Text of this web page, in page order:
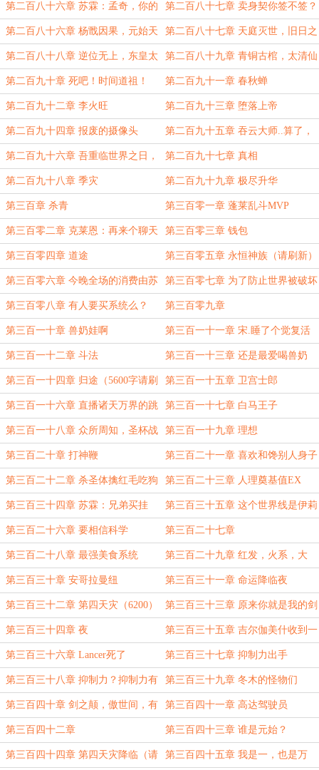
第二百八十六章 苏霖：孟奇，你的
摄像机来了
第二百八十七章 卖身契你签不签？
第二百八十六章 杨戬因果，元始天
魔
第二百八十七章 天庭灭世，旧日之
殇
第二百八十八章 逆位无上，东皇太
一
第二百八十九章 青铜古棺，太清仙
帝
第二百九十章 死吧！时间道祖！ 第二百九十一章 春秋蝉
第二百九十二章 李火旺 第二百九十三章 堕落上帝
第二百九十四章 报废的摄像头 第二百九十五章 吞云大师..算了，
高老师
第二百九十六章 吾重临世界之日，
诸逆臣皆当死去
第二百九十七章 真相
第二百九十八章 季灾 第二百九十九章 极尽升华
第三百章 杀青 第三百零一章 蓬莱乱斗MVP
第三百零二章 克莱恩：再来个聊天
群就完成了逻辑闭环
第三百零三章 钱包
第三百零四章 道途 第三百零五章 永恒神族（请刷新）
第三百零六章 今晚全场的消费由苏
公子买单！（请刷新一下）
第三百零七章 为了防止世界被破坏
第三百零八章 有人要买系统么？ 第三百零九章
第三百一十章 兽奶娃啊 第三百一十一章 宋.睡了个觉复活
法术清空.书航
第三百一十二章 斗法 第三百一十三章 还是最爱喝兽奶
（蓝星完5800）
第三百一十四章 归途（5600字请刷
新）
第三百一十五章 卫宫士郎
第三百一十六章 直播诸天万界的跳
高
第三百一十七章 白马王子
第三百一十八章 众所周知，圣杯战
争是隐蔽举行（请刷新，已修改）
第三百一十九章 理想
第三百二十章 打神鞭 第三百二十一章 喜欢和馋别人身子
的区别是什么？
第三百二十二章 杀圣体擒红毛吃狗
肉
第三百二十三章 人理奠基值EX
第三百三十四章 苏霖：兄弟买挂
么？
第三百三十五章 这个世界线是伊莉
雅线
第三百二十六章 要相信科学 第三百二十七章
第三百二十八章 最强美食系统 第三百二十九章 红发，火系，大
剑，正义人（冬木暗夜英雄传说）
第三百三十章 安哥拉曼纽 第三百三十一章 命运降临夜
第三百三十二章 第四天灾（6200） 第三百三十三章 原来你就是我的剑
鞘啊
第三百三十四章 夜 第三百三十五章 吉尔伽美什收到一
份邀请
第三百三十六章 Lancer死了 第三百三十七章 抑制力出手
第三百三十八章 抑制力？抑制力有
几个师？
第三百三十九章 冬木的怪物们
第三百四十章 剑之颠，傲世间，有
我苏...卫宫就有天（7200请刷新）
第三百四十一章 高达驾驶员
第三百四十二章 第三百四十三章 谁是元始？
第三百四十四章 第四天灾降临（请 第三百四十五章 我是一，也是万